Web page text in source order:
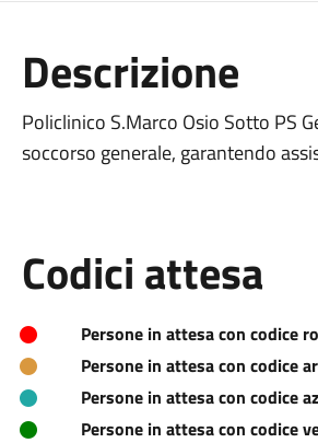
Descrizione
Policlinico S.Marco Osio Sotto PS
soccorso generale, garantendo
Codici attesa
Persone in attesa con codice
Persone in attesa con codice
Persone in attesa con codice
Persone in attesa con codice